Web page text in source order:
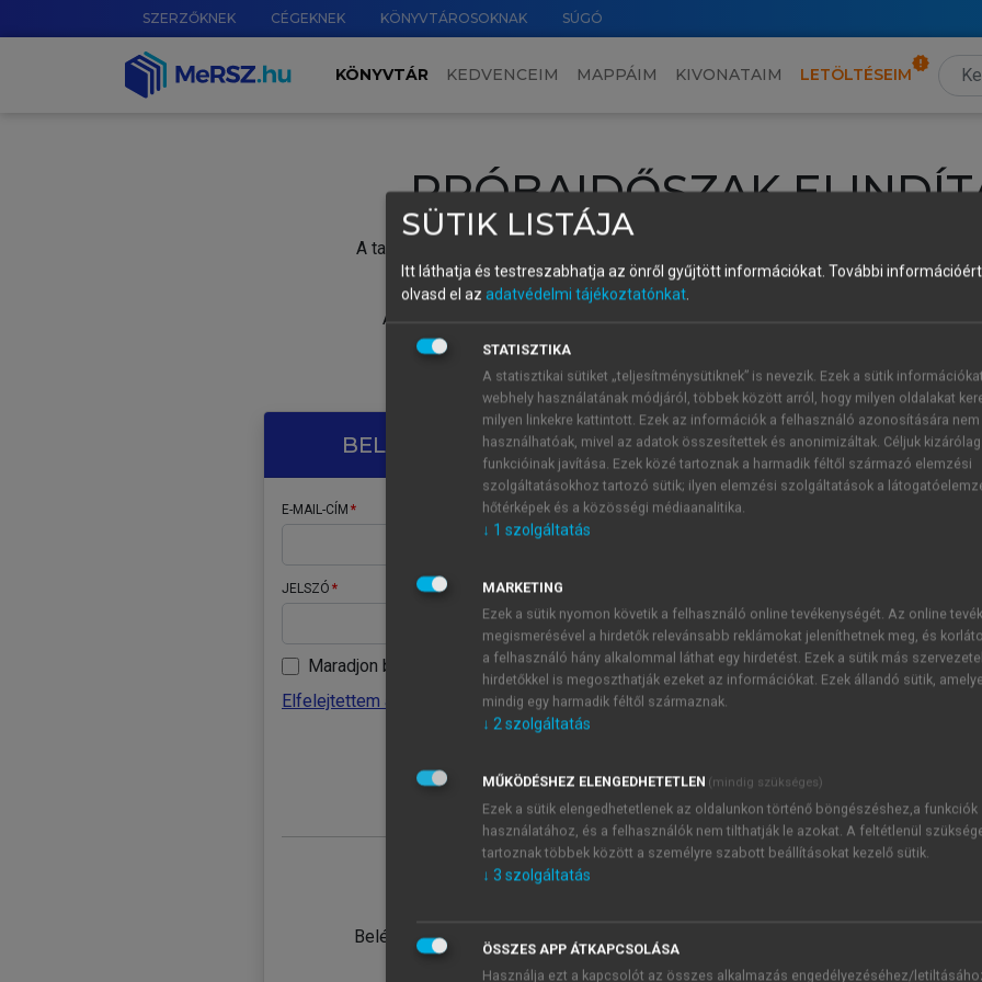
SZERZŐKNEK CÉGEKNEK KÖNYVTÁROSOKNAK SÚGÓ
KÖNYVTÁR KEDVENCEIM MAPPÁIM KIVONATAIM LETÖLTÉSEIM
PRÓBAIDŐSZAK
A tartalom megtekintéséhez lépj be a saját fiókoddal, iskolai azonosítóddal vagy
Új felhasználóként1 óra díjmentes hozzáférésrevagy
A próbaidőszak elindításához,
vagy hozz
A regisztráció után a
BELÉPÉS SAJÁT FIÓKKAL
E-MAIL-CÍM
JELSZÓ
Maradjon belépve
Elfelejtettem a jelszavamat
Belépés intézményi azonosítóval
ÚJ FIÓK
1 óra
JELSZÓ
Kérek értesítést a MeRSZ
Kérek értesítést az
SÜTIK LISTÁJA
Itt láthatja és testreszabhatja az önről gyűjtött információkat. További
olvasd el az adatvédelmi tájékoztatónkat.
STATISZTIKA
A statisztikai sütiket „teljesítménysütiknek” is nevezik. Ezek a sütik
webhely használatának módjáról, többek között arról, hogy milyen oldalakat
milyen linkekre kattintott. Ezek az információk a felhasználó azonosítására nem
használhatóak, mivel az adatok összesítettek és anonimizáltak. Céljuk
funkcióinak javítása. Ezek közé tartoznak a harmadik féltől származó elemzési
szolgáltatásokhoz tartozó sütik; ilyen elemzési szolgáltatások a
hőtérképek és a közösségi médiaanalitika.
↓ 1 szolgáltatás
MARKETING
Ezek a sütik nyomon követik a felhasználó online tevékenységét. Az online
megismerésével a hirdetők relevánsabb reklámokat jeleníthetnek meg, és
a felhasználó hány alkalommal láthat egy hirdetést. Ezek a sütik más
hirdetőkkel is megoszthatják ezeket az információkat. Ezek állandó sütik,
mindig egy harmadik féltől származnak.
↓ 2szolgáltatás
MŰKÖDÉSHEZ ELENGEDHETETLEN (mindig szükséges)
Ezek a sütik elengedhetetlenek az oldalunkon történő böngészéshez,a funkciók
használatához, és a felhasználók nem tilthatják le azokat. A feltétlenül
tartoznak többek között a személyre szabott beállításokat kezelő sütik.
↓ 3 szolgáltatás
ÖSSZES APP ÁTKAPCSOLÁSA
Használja ezt a kapcsolót az összes alkalmazás engedélyezéséhez/